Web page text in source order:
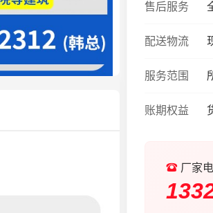
售后服务
配送物流
服务范围
账期权益
厂家电